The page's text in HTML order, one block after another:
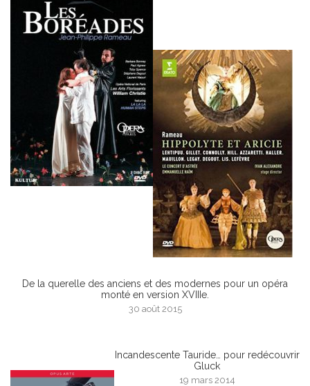
De la querelle des anciens et des modernes pour un opéra
monté en version XVIIIe.
30 août 2015
Incandescente Tauride… pour redécouvrir
Gluck
19 mars 2014